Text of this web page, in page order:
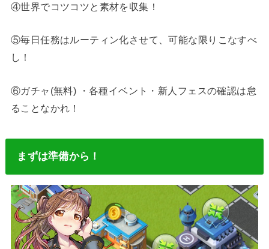
④世界でコツコツと素材を収集！
⑤毎日任務はルーティン化させて、可能な限りこなすべ
し！
⑥ガチャ(無料) ・各種イベント・新人フェスの確認は怠
ることなかれ！
まずは準備から！